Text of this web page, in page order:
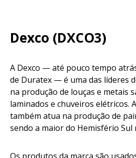
Dexco (DXCO3)
A Dexco — até pouco tempo
de Duratex — é uma das líderes
na produção de louças e metais
laminados e chuveiros elétricos.
também atua na produção de
sendo a maior do Hemisfério Sul